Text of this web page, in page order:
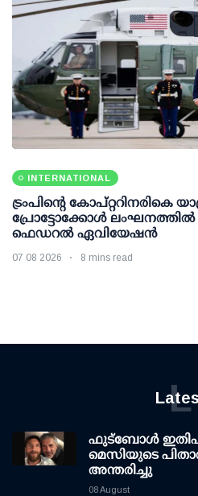
INTERNATIONAL
ട്രംപിന്റെ കോപ്റ്ററിനരികെ
പ്രോട്ടോക്കോള്‍
ഫെഡറല്‍ ഏവിയേഷന്‍
07 08 2026 8 mins read
L
ഫുട്ബോൾ
മെസിയുടെ
അന്തരിച്ചു
08 August